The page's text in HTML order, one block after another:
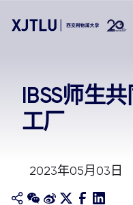
招生
学院
IBSS师生
工厂
2023年05月03日